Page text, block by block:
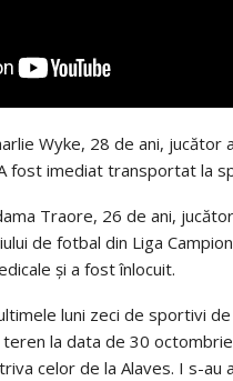
Wyke, 28 de ani, jucător
fost imediat transportat la
Traore, 26 de ani,
de fotbal din Liga
și a fost înlocuit.
luni zeci de sportivi
la data de 30
celor de la Alaves. I s-